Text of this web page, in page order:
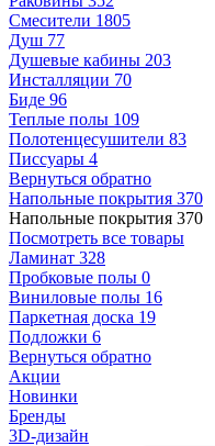
Смесители 1805
Душ 77
Душевые кабины 203
Инсталляции 70
Биде 96
Теплые полы 109
Полотенцесушители 83
Писсуары 4
Вернуться обратно
Напольные покрытия 370
Напольные покрытия 370
Посмотреть все товары
Ламинат 328
Пробковые полы 0
Виниловые полы 16
Паркетная доска 19
Подложки 6
Вернуться обратно
Акции
Новинки
Бренды
3D-дизайн